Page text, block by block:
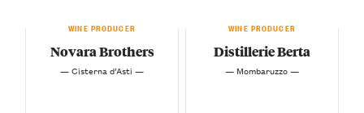
WINE PRODUCER
Novara Brothers
— Cisterna d’Asti —
WINE PRODUCER
Distillerie Berta
— Mombaruzzo —